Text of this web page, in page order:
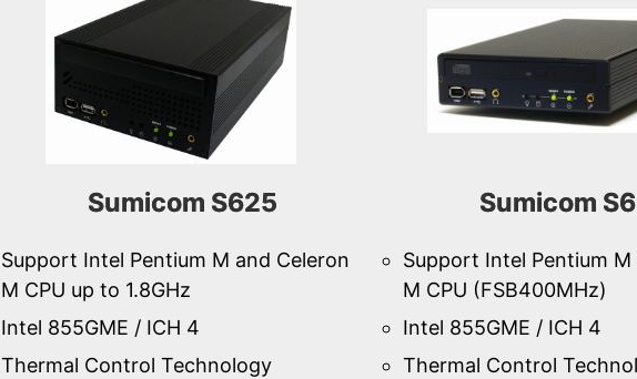
Sumicom S625
Support Intel Pentium M and Celeron
M CPU up to 1.8GHz
Intel 855GME / ICH 4
Thermal Control Technology
Sumicom
Support Intel Pentium M
M CPU (FSB400MHz)
Intel 855GME / ICH 4
Thermal Control